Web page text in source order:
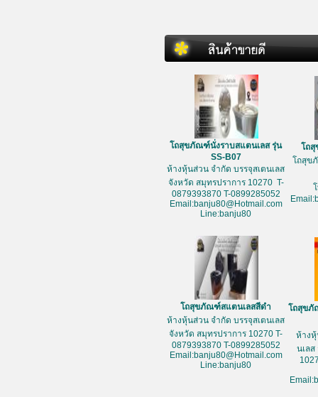
โถสุขภัณฑ์นั่งราบสแตนเลส รุ่น
SS-B07
ห้างหุ้นส่วน จำกัด บรรจุสเตนเลส
จังหวัด สมุทรปราการ 10270 T-
0879393870 T-0899285052
Email:banju80@Hotmail.com
Line:banju80
โถ
โถสุข
โถสุขภัณฑ์สแตนเลสสีดำ
ห้างหุ้นส่วน จำกัด บรรจุสเตนเลส
จังหวัด สมุทรปราการ 10270 T-
0879393870 T-0899285052
Email:banju80@Hotmail.com
Line:banju80
โถสุขภั
ห้างหุ้
นเล